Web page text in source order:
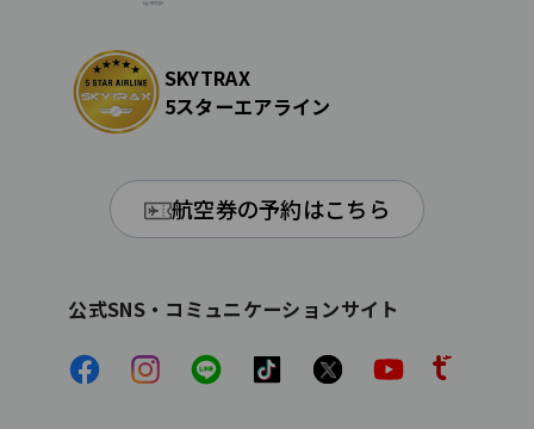
SKYTRAX
5スターエアライン
航空券の予約はこちら
公式SNS・コミュニケーションサイト